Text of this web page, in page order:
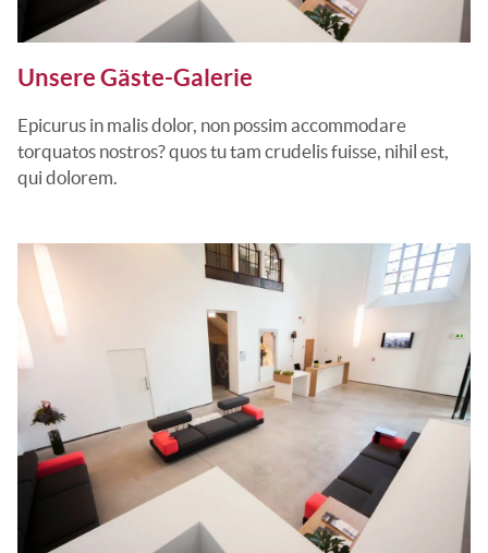
Unsere Gäste-Galerie
Epicurus in malis dolor, non possim accommodare
torquatos nostros? quos tu tam crudelis fuisse, nihil est,
qui dolorem.